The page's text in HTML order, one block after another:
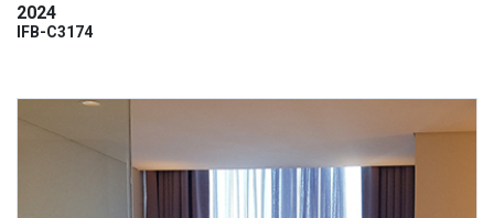
2024
IFB-C3174